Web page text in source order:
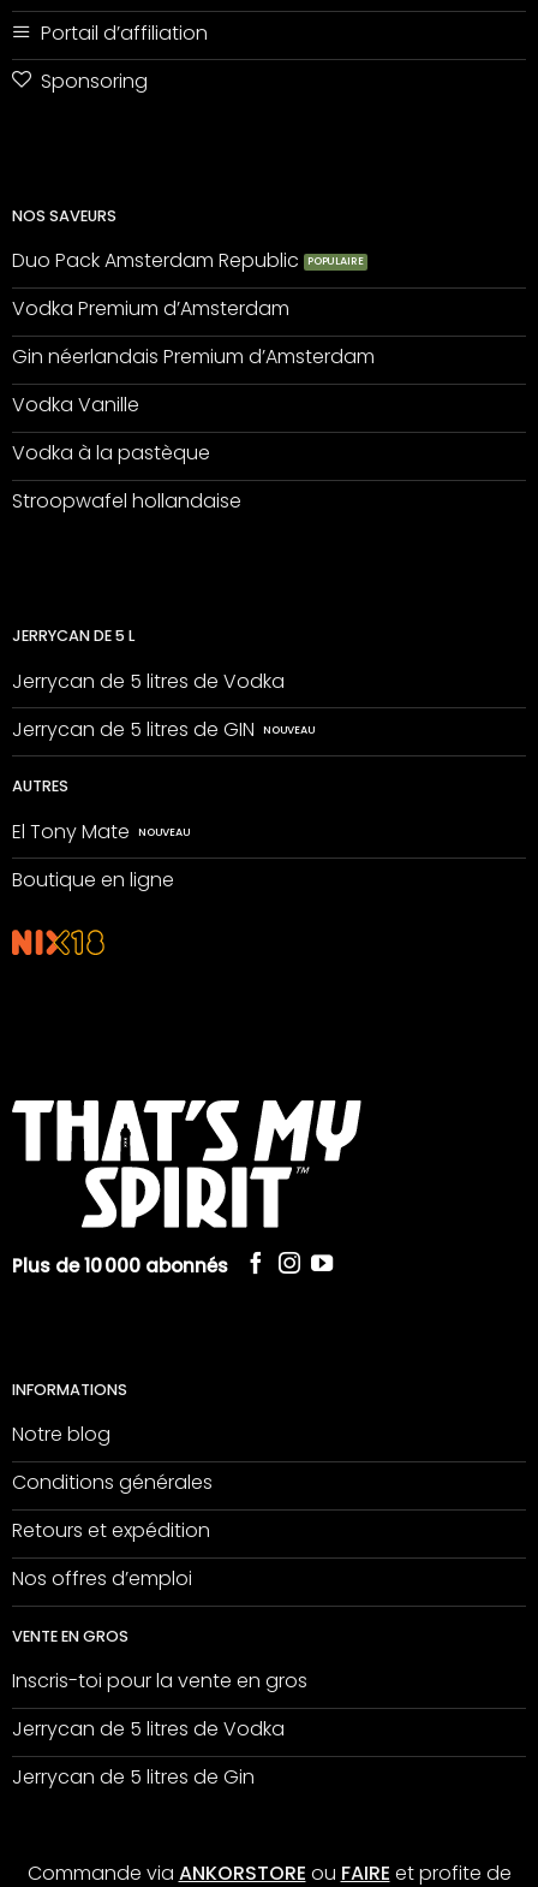
Portail d’affiliation
Sponsoring
NOS SAVEURS
Duo Pack Amsterdam Republic
Vodka Premium d’Amsterdam
Gin néerlandais Premium d’Amsterdam
Vodka Vanille
Vodka à la pastèque
Stroopwafel hollandaise
JERRYCAN DE 5 L
Jerrycan de 5 litres de Vodka
Jerrycan de 5 litres de GIN
AUTRES
El Tony Mate
Boutique en ligne
Plus de 10 000 abonnés
INFORMATIONS
Notre blog
Conditions générales
Retours et expédition
Nos offres d’emploi
VENTE EN GROS
Inscris-toi pour la vente en gros
Jerrycan de 5 litres de Vodka
Jerrycan de 5 litres de Gin
Commande via ANKORSTORE ou FAIRE et profite de